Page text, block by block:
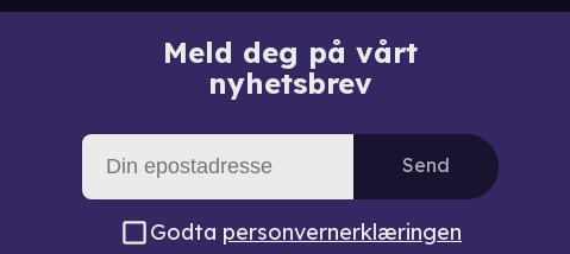
Meld deg på vårt
nyhetsbrev
Send
Godta personvernerklæringen